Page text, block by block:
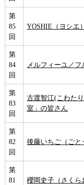
第
85
回
YOSHIE（ヨシエ
第
84
回
メルフィーユ／
第
83
回
古渡智江(こわた
室」の皆さん
第
82
回
後藤いちご（ごと
第
81
櫻岡史子（さくら